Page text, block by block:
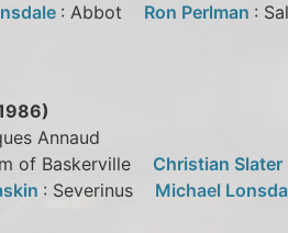
: Abbot Ron Perlman :
Annaud
of Baskerville Christian Slater
: Severinus Michael